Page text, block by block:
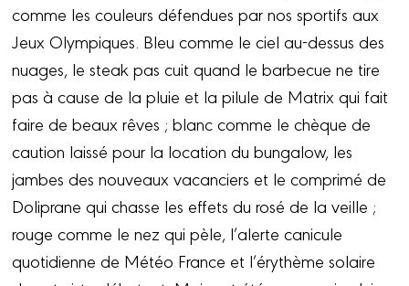
comme les couleurs défendues par nos sportifs aux
Jeux Olympiques. Bleu comme le ciel au-dessus des
nuages, le steak pas cuit quand le barbecue ne tire
pas à cause de la pluie et la pilule de Matrix qui fait
faire de beaux rêves ; blanc comme le chèque de
caution laissé pour la location du bungalow, les
jambes des nouveaux vacanciers et le comprimé de
Doliprane qui chasse les effets du rosé de la veille ;
rouge comme le nez qui pèle, l’alerte canicule
quotidienne de Météo France et l’érythème solaire